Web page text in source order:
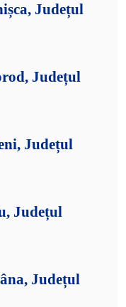
Județul
Județul
Județul
Județul
Județul